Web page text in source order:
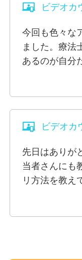
・身体の悩み
・生まれつきの悩み
・身体、精神、
・病院を退院した
・夫婦関係の悩み
・介護の悩み
・学校の悩み
・休業中、退職後
知人や友人に相
いなど、一人で
ビデオカ
今回も色々な
ました。療法
あるのが自分
ビデオカ
先日はありが
当者さんにも
リ方法を教え
た。少しず